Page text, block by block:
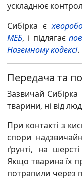
ускладнює
Сибірка є
МЕБ, і підлягає
Наземному кодексі.
Передача та
Зазвичай Сибірка
тварини, ні від
При контакті з
спори
ґрунті, на
Якщо тваринаїх
потрапили через